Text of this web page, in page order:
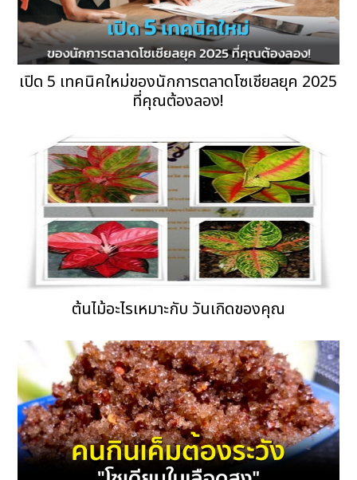
เปิด 5 เทคนิคใหม่ของนักการตลาดโซเชียลยุค 2025
ที่คุณต้องลอง!
ต้นไม้อะไรเหมาะกับ วันเกิดของคุณ